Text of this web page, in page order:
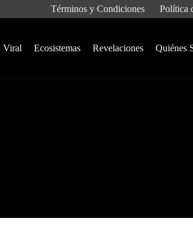
Términos y Condiciones Política
Viral Ecosistemas Revelaciones Quiénes